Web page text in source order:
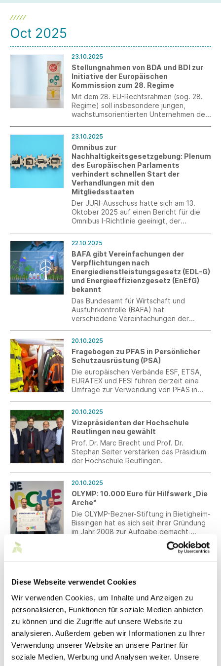
Diese Webseite verwendet Cookies
Wir verwenden Cookies, um Inhalte und Anzeigen zu
personalisieren, Funktionen für soziale Medien anbieten
zu können und die Zugriffe auf unsere Website zu
analysieren. Außerdem geben wir Informationen zu Ihrer
Verwendung unserer Website an unsere Partner für
soziale Medien, Werbung und Analysen weiter. Unsere
Oct 2025
23.10.2025
Stellungnahmen von BDA und BDI zur
Initiative der Europäischen
Kommission zum 28. Regime
Mit dem 28. EU-Rechtsrahmen (sog. 28.
Regime) soll insbesondere jungen,
wachstumsorientierten Unternehmen der
Europäische Parlament bereitet hierzu
aktuell einen Initiativbericht vor. Die EU-
Kommission plant die Veröffentlichung
eines konkreten Legislativvorschlags für
Frühjahr 2026.
23.10.2025
Omnibus zur
Nachhaltigkeitsgesetzgebung: Plenum
des Europäischen Parlaments
verhindert schnellen Start der
Verhandlungen mit den
Mitgliedsstaaten
Der JURI-Ausschuss hatte sich am 13.
Oktober 2025 auf einen Bericht für die
Omnibus I-Richtlinie geeinigt, der
Nachhaltigkeitsgesetzgebung
beinhaltete. Das Plenum des
Europäischen Parlaments lehnte am 22.
Oktober 2025 den Bericht des
Rechtsausschusses ab.
22.10.2025
BAFA gibt Vereinfachungen der
Verpflichtungen nach
Energiedienstleistungsgesetz (EDL-G)
und Energieeffizienzgesetz (EnEfG)
bekannt
Das Bundesamt für Wirtschaft und
Ausfuhrkontrolle (BAFA) hat
verschiedene Vereinfachungen der
20.10.2025
Fragebogen zu PFAS in Persönlicher
Schutzausrüstung (PSA)
Die europäischen Verbände ESF, ETSA,
EURATEX und FESI führen derzeit eine
Umfrage zur Verwendung von PFAS in
Daten für die Vorbereitung der SEAC-
Konsultation zur geplanten PFAS-
Beschränkung zu sammeln. Die Umfrage
läuft bis zum 31. Dezember 2025.
20.10.2025
Vizepräsidenten der Hochschule
Reutlingen neu gewählt
Prof. Dr. Marc Brecht und Prof. Dr.
Stephan Seiter verstärken das Präsidium
der Hochschule Reutlingen.
20.10.2025
OLYMP: 10.000 Euro für Hilfswerk „Die
Arche"
Die OLYMP-Bezner-Stiftung in Bietigheim-
Bissingen hat es sich seit ihrer Gründung
im Jahr 2008 zur Aufgabe gemacht,
Kinder und Jugendliche weltweit in den
Bereichen Erziehung, Gesundheit und
zahlreichen und regelmäßig geförderten
nationalen und internationalen
Stiftungsprojekten.
Die Hochschule Reutlingen startet ihren
diesjährigen Projektaufruf für
interdisziplinäre Entwicklungsprojekte. Im
Rahmen des Master-Studiengangs wird im
zweiten Semester ein interdisziplinäres
Projektteam gebildet.
20.10.2025
DITF entwickeln Wanderstock aus
Naturfasern und biobasierter Matrix
DITF und die LEKI Lenhart GmbH haben